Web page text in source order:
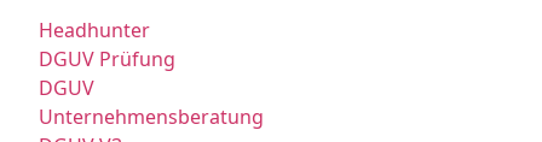
Headhunter
DGUV Prüfung
DGUV
Unternehmensberatung